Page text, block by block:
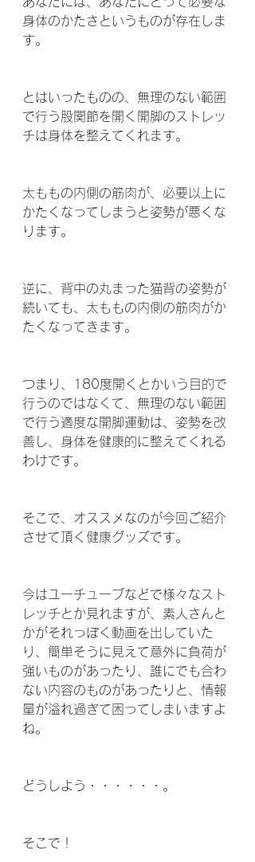
身体のかたさというものが存在しま
す。
とはいったものの、無理のない範囲
で行う股関節を開く開脚のストレッ
チは身体を整えてくれます。
太ももの内側の筋肉が、必要以上に
かたくなってしまうと姿勢が悪くな
ります。
逆に、背中の丸まった猫背の姿勢が
続いても、太ももの内側の筋肉がか
たくなってきます。
つまり、180度開くとかいう目的で
行うのではなくて、無理のない範囲
で行う適度な開脚運動は、姿勢を改
善し、身体を健康的に整えてくれる
わけです。
そこで、オススメなのが今回ご紹介
させて頂く健康グッズです。
今はユーチューブなどで様々なスト
レッチとか見れますが、素人さんと
かがそれっぽく動画を出していた
り、簡単そうに見えて意外に負荷が
強いものがあったり、誰にでも合わ
ない内容のものがあったりと、情報
量が溢れ過ぎて困ってしまいますよ
ね。
どうしよう・・・・・・。
そこで！